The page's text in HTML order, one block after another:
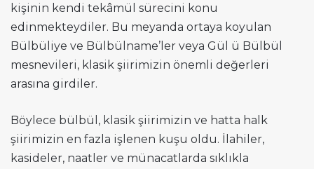
kişinin kendi tekâmül sürecini konu
edinmekteydiler. Bu meyanda ortaya koyulan
Bülbüliye ve Bülbülname’ler veya Gül ü Bülbül
mesnevileri, klasik şiirimizin önemli değerleri
arasına girdiler.
Böylece bülbül, klasik şiirimizin ve hatta halk
şiirimizin en fazla işlenen kuşu oldu. İlahiler,
kasideler, naatler ve münacatlarda sıklıkla